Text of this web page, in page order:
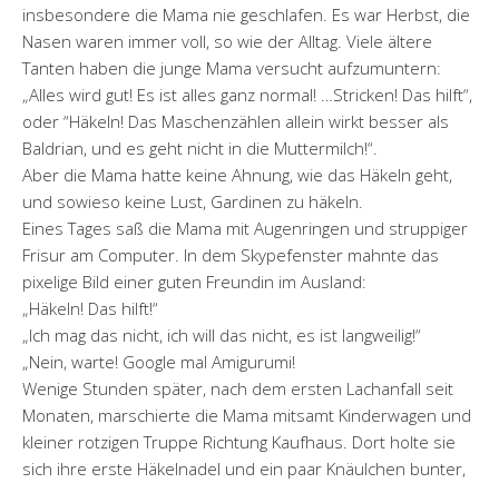
insbesondere die Mama nie geschlafen. Es war Herbst, die
Nasen waren immer voll, so wie der Alltag. Viele ältere
Tanten haben die junge Mama versucht aufzumuntern:
„Alles wird gut! Es ist alles ganz normal! …Stricken! Das hilft“,
oder “Häkeln! Das Maschenzählen allein wirkt besser als
Baldrian, und es geht nicht in die Muttermilch!“.
Aber die Mama hatte keine Ahnung, wie das Häkeln geht,
und sowieso keine Lust, Gardinen zu häkeln.
Eines Tages saß die Mama mit Augenringen und struppiger
Frisur am Computer. In dem Skypefenster mahnte das
pixelige Bild einer guten Freundin im Ausland:
„Häkeln! Das hilft!“
„Ich mag das nicht, ich will das nicht, es ist langweilig!“
„Nein, warte! Google mal Amigurumi!
Wenige Stunden später, nach dem ersten Lachanfall seit
Monaten, marschierte die Mama mitsamt Kinderwagen und
kleiner rotzigen Truppe Richtung Kaufhaus. Dort holte sie
sich ihre erste Häkelnadel und ein paar Knäulchen bunter,